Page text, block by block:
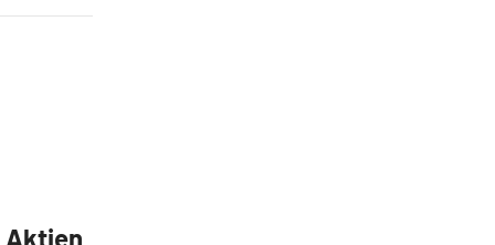
Aktien